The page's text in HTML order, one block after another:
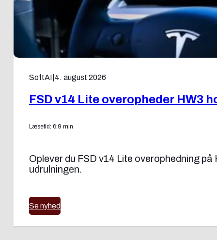
SoftAI 4. august 2026
FSD v14 Lite overopheder HW3
Læsetid: 6:9 min
Oplever du FSD v14 Lite overophedning
udrulningen.
Se nyhed